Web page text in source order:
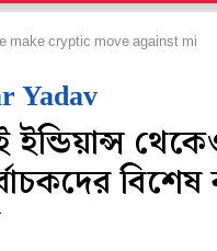
make cryptic move against mi
Yadav
বিশেষ